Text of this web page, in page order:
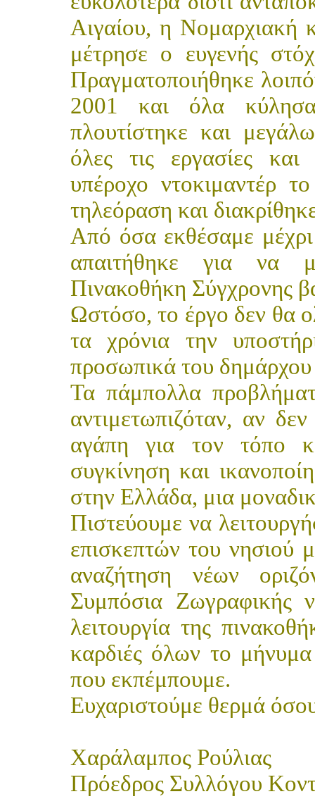
Αιγαίου, η Νομαρχιακή
μέτρησε ο ευγενής
Πραγματοποιήθηκε
2001 και όλα
πλουτίστηκε και
όλες τις εργασίες
υπέροχο ντοκιμαντέρ
τηλεόραση και
Από όσα εκθέσαμε μέχρι
απαιτήθηκε για να
Πινακοθήκη Σύγχρονης
Ωστόσο, το έργο δεν θα
τα χρόνια την
προσωπικά του
Τα πάμπολλα
αντιμετωπιζόταν, αν
αγάπη για τον τόπο
συγκίνηση και
στην Ελλάδα, μια
Πιστεύουμε να
επισκεπτών του νησιού
αναζήτηση νέων
Συμπόσια Ζωγραφικής
λειτουργία της
καρδιές όλων το
που εκπέμπουμε.
Ευχαριστούμε θερμά
Χαράλαμπος Ρούλιας
Πρόεδρος Συλλόγου